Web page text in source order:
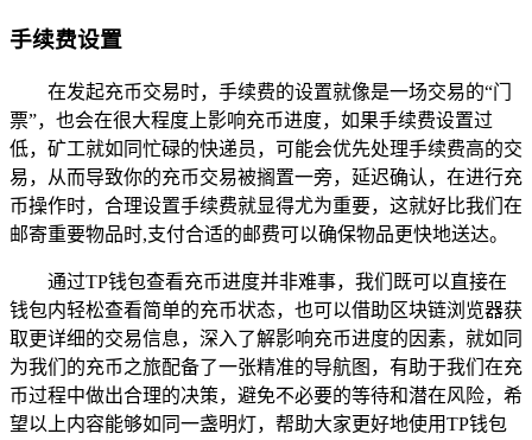
手续费设置
在发起充币交易时，手续费的设置就像是一场交易的“门
票”，也会在很大程度上影响充币进度，如果手续费设置过
低，矿工就如同忙碌的快递员，可能会优先处理手续费高的交
易，从而导致你的充币交易被搁置一旁，延迟确认，在进行充
币操作时，合理设置手续费就显得尤为重要，这就好比我们在
邮寄重要物品时,支付合适的邮费可以确保物品更快地送达。
通过TP钱包查看充币进度并非难事，我们既可以直接在
钱包内轻松查看简单的充币状态，也可以借助区块链浏览器获
取更详细的交易信息，深入了解影响充币进度的因素，就如同
为我们的充币之旅配备了一张精准的导航图，有助于我们在充
币过程中做出合理的决策，避免不必要的等待和潜在风险，希
望以上内容能够如同一盏明灯，帮助大家更好地使用TP钱包